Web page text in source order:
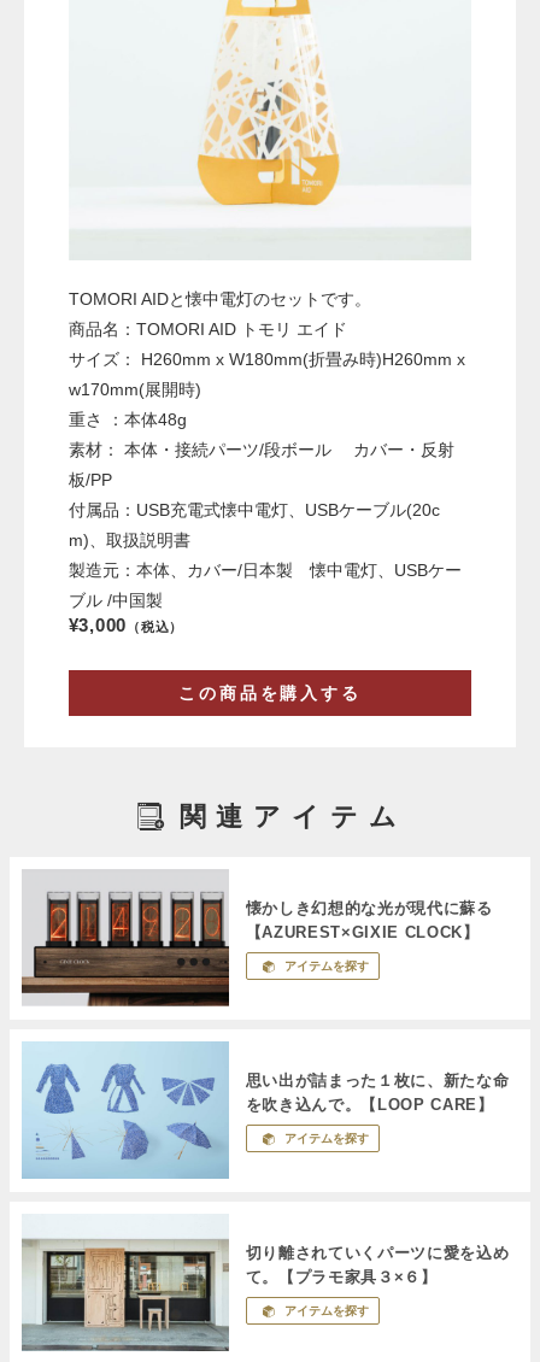
TOMORI AIDと懐中電灯のセットです。
商品名：TOMORI AID トモリ エイド
サイズ： H260mm x W180mm(折畳み時)H260mm x
w170mm(展開時)
重さ ：本体48g
素材： 本体・接続パーツ/段ボール カバー・反射
板/PP
付属品：USB充電式懐中電灯、USBケーブル(20c
m)、取扱説明書
製造元：本体、カバー/日本製 懐中電灯、USBケー
ブル /中国製
¥3,000 （税込）
この商品を購入する
関連アイテム
懐かしき幻想的な光が現代に蘇る
【AZUREST×GIXIE CLOCK】
アイテムを探す
思い出が詰まった１枚に、新たな命
を吹き込んで。【LOOP CARE】
アイテムを探す
切り離されていくパーツに愛を込め
て。【プラモ家具３×６】
アイテムを探す